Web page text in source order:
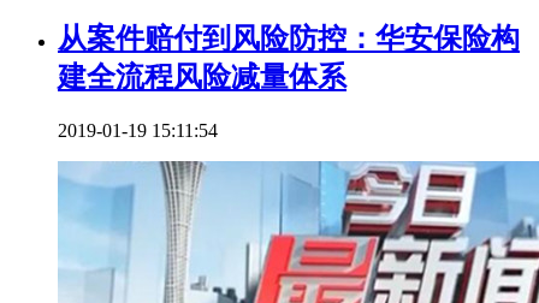
从案件赔付到风险防控：华安保险构
建全流程风险减量体系
2019-01-19 15:11:54